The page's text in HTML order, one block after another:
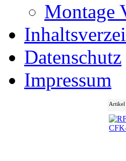
Montage
Datenschutz
Impressum
Artikel